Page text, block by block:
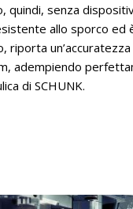
quindi, senza
allo sporco ed
adempiendo
di SCHUNK.